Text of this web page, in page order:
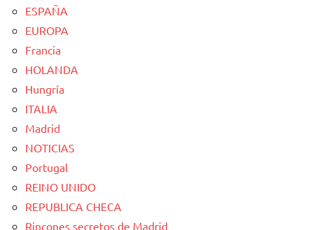
ESPAÑA
EUROPA
Francia
HOLANDA
Hungría
ITALIA
Madrid
NOTICIAS
Portugal
REINO UNIDO
REPUBLICA CHECA
Rincones secretos de Madrid